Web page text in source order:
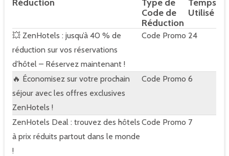
Réduction
Type de
Code de
Réduction
Temps
Utilisé
💥 ZenHotels : jusqu’à 40 % de
réduction sur vos réservations
d’hôtel – Réservez maintenant !
Code Promo 24
🔥 Économisez sur votre prochain
séjour avec les offres exclusives
ZenHotels !
Code Promo 6
ZenHotels Deal : trouvez des hôtels
à prix réduits partout dans le monde
!
Code Promo 7